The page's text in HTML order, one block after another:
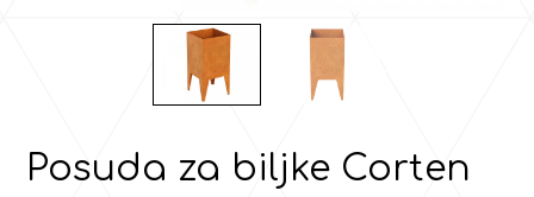
Posuda za biljke Corten